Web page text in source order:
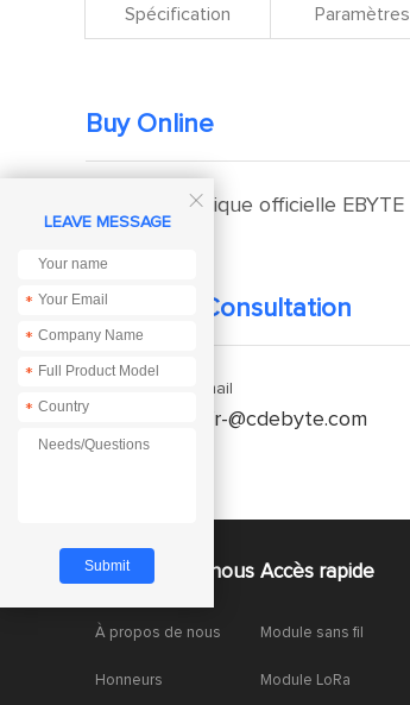
Spécification Paramètres
Buy Online
Boutique officielle EBYTE
Technical Consultation
Enquiry Email
service-fr-@cdebyte.com
À propos de nous
À propos de nous
Honneurs
Accès rapide
Module sans fil
Module LoRa

LEAVE MESSAGE
*
*
*
*